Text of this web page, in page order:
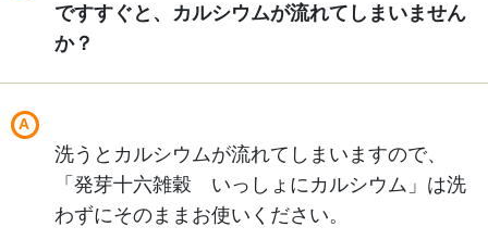
ですすぐと、カルシウムが流れてしまいません
か？
洗うとカルシウムが流れてしまいますので、
「発芽十六雑穀 いっしょにカルシウム」は洗
わずにそのままお使いください。